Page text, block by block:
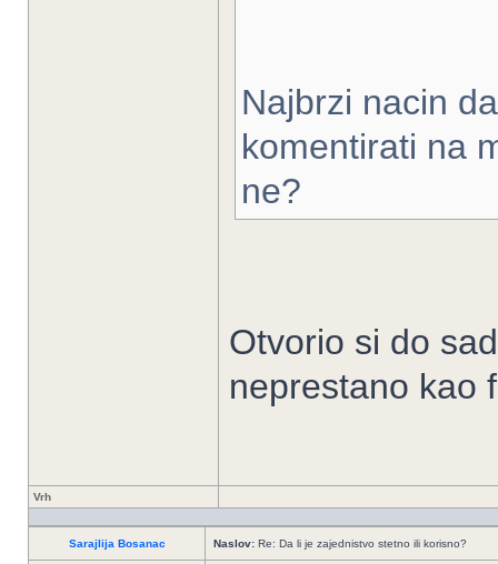
Najbrzi nacin
komentirati na
ne?
Otvorio si do
neprestano kao
Vrh
Sarajlija Bosanac Naslov: Re: Da li je zajednistvo stetno ili korisno?